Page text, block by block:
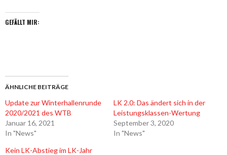
GEFÄLLT MIR:
ÄHNLICHE BEITRÄGE
Update zur Winterhallenrunde
2020/2021 des WTB
Januar 16, 2021
In "News"
LK 2.0: Das ändert sich in der
Leistungsklassen-Wertung
September 3, 2020
In "News"
Kein LK-Abstieg im LK-Jahr